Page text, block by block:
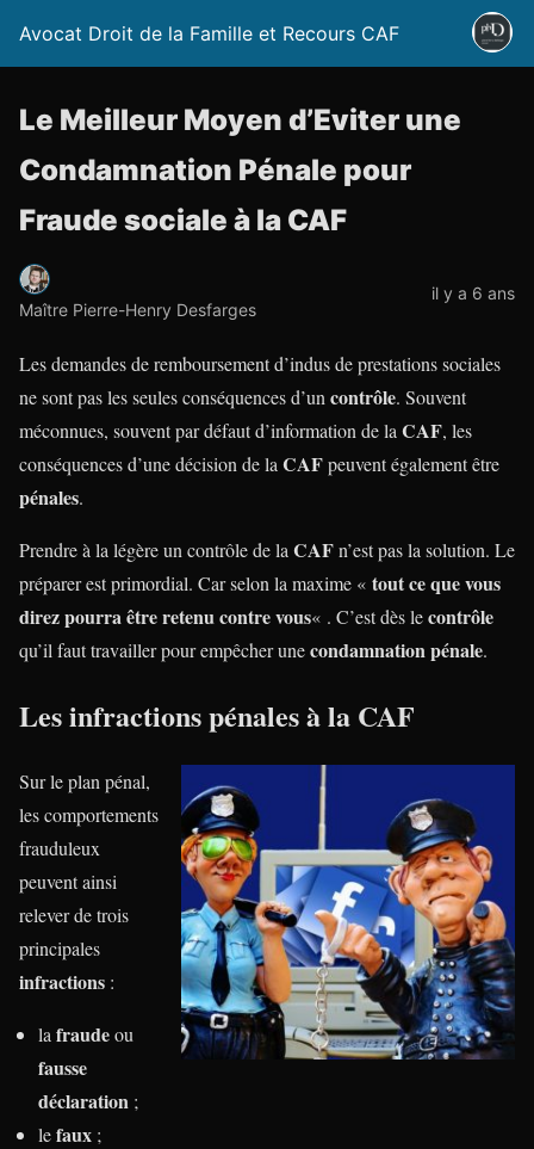
Avocat Droit de la Famille et Recours CAF
Le Meilleur Moyen d’Eviter une
Condamnation Pénale pour
Fraude sociale à la CAF
Maître Pierre-Henry Desfarges
il y a 6 ans
Les demandes de remboursement d’indus de prestations sociales
ne sont pas les seules conséquences d’un contrôle. Souvent
méconnues, souvent par défaut d’information de la CAF, les
conséquences d’une décision de la CAFpeuvent également être
pénales.
Prendre à la légère un contrôle de la CAFn’est pas la solution. Le
préparer est primordial. Car selon la maxime « tout ce que vous
direz pourra être retenu contre vous« . C’est dès lecontrôle
qu’il faut travailler pour empêcher unecondamnation pénale.
Les infractions pénales à la CAF
Sur le plan pénal,
les comportements
frauduleux
peuvent ainsi
relever de trois
principales
infractions :
la fraudeou
fausse
déclaration ;
lefaux ;